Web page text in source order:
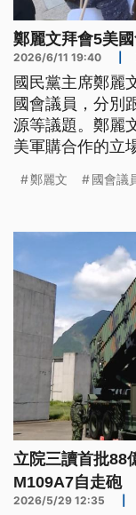
鄭麗文拜會5美
2026/6/11 19:40
國民黨主席鄭麗
國會議員，分別
源等議題。鄭麗
美軍購合作的立
面，但美方臨時
鄭麗文 國會議
立院三讀首批88
M109A7自走砲
2026/5/29 12:35